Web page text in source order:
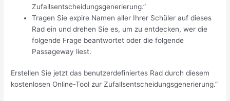
Zufallsentscheidungsgenerierung.”
Tragen Sie expire Namen aller Ihrer Schüler auf dieses
Rad ein und drehen Sie es, um zu entdecken, wer die
folgende Frage beantwortet oder die folgende
Passageway liest.
Erstellen Sie jetzt das benutzerdefiniertes Rad durch diesem
kostenlosen Online-Tool zur Zufallsentscheidungsgenerierung.”